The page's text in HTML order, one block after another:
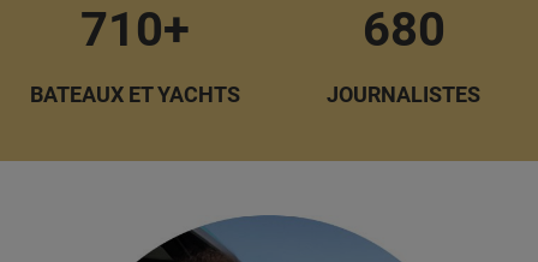
710+
BATEAUX ET YACHTS
680
JOURNALISTES